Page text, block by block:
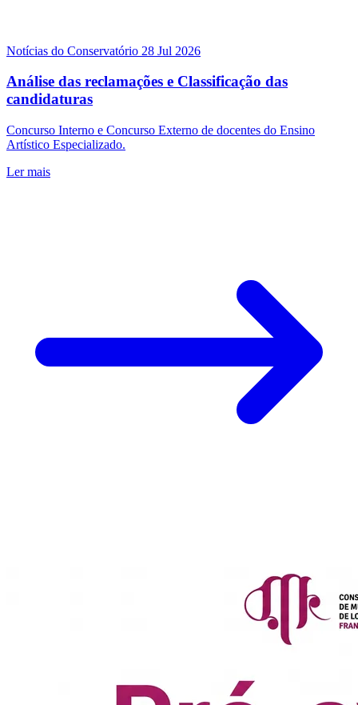
Notícias do Conservatório 28 Jul 2026
Análise das reclamações e Classificação das
candidaturas
Concurso Interno e Concurso Externo de docentes do Ensino
Artístico Especializado.
Ler mais